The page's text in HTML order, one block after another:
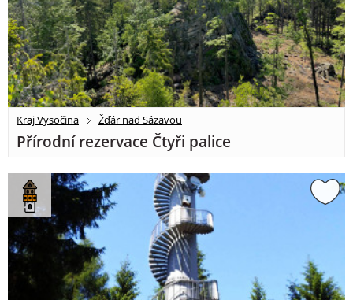
Kraj Vysočina Žďár nad Sázavou
Přírodní rezervace Čtyři palice